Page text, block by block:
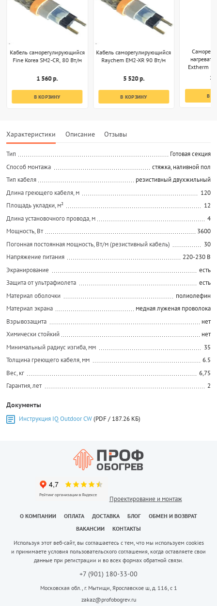
Кабель саморегулирующийся
Fine Korea SM2-CR, 80 Вт/м
1 560 р.
В КОРЗИНУ
Кабель саморегулирующийся
Raychem EM2-XR 90 Вт/м
5 520 р.
В КОРЗИНУ
Extherm
1
В
Характеристики Описание Отзывы
Тип
Готовая секция
Способ монтажа
стяжка, наливной пол
Тип кабеля
резистивный двухжильный
Длина греющего кабеля, м
120
Площадь укладки, м²
12
Длина установочного провода, м
4
Мощность, Вт
3600
Погонная постоянная мощность, Вт/м (резистивный кабель)
30
Напряжение питания
220-230 В
Экранирование
есть
Защита от ультрафиолета
есть
Материал оболочки
полиолефин
Материал экрана
медная луженая проволока
Взрывозащита
нет
Химически стойкий
нет
Минимальный радиус изгиба, мм
35
Толщина греющего кабеля, мм
6.5
Вес, кг
6,75
Гарантия, лет
2
Документы
Инструкция IQ Outdoor CW(PDF / 187.26 КБ)
Проектирование и монтаж
О КОМПАНИИ ОПЛАТА ДОСТАВКА БЛОГ
ОБМЕН И ВОЗВРАТ
ВАКАНСИИ
КОНТАКТЫ
Используя этот веб-сайт, вы соглашаетесь с тем, что мы используем cookies
и принимаете условия пользовательского соглашения, когда оставляете свои
данные при регистрации и во всех формах обратной связи.
+7 (901) 180-33-00
Московская обл., г. Мытищи, Ярославское ш, д. 116, с 1
zakaz@profobogrev.ru